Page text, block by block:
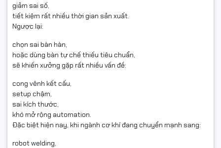
giảm sai số,
tiết kiệm rất nhiều thời gian sản xuất.
Ngược lại:
chọn sai bàn hàn,
hoặc dùng bàn tự chế thiếu tiêu chuẩn,
sẽ khiến xưởng gặp rất nhiều vấn đề:
cong vênh kết cấu,
setup chậm,
sai kích thước,
khó mở rộng automation.
Đặc biệt hiện nay, khi ngành cơ khí đang chuyển mạnh sang:
robot welding,